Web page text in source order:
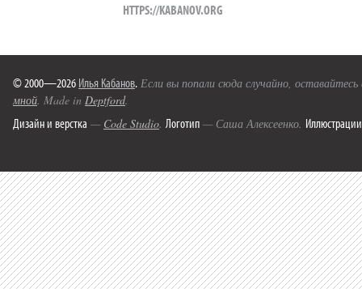
HTTPS://KABANOV.ORG
© 2000—2026 Илья Кабанов. Если вы попали сюда случайно,
мной. Made in Deptford.
Дизайн и верстка — Code Studio. Логотип — Саша Алексеенко. Иллюстрации